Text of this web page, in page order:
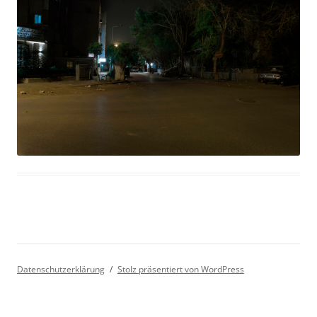
Datenschutzerklärung Stolz präsentiert von WordPress